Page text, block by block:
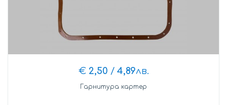
€ 2,50 / 4,89лв.
Гарнитура картер